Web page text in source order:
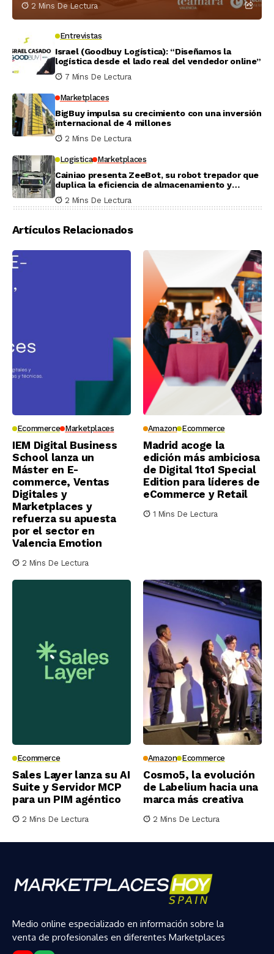
2 Mins De Lectura
Entrevistas
Israel (Goodbuy Logística): “Diseñamos la
logística desde el lado real del vendedor online”
7 Mins De Lectura
Marketplaces
BigBuy impulsa su crecimiento con una inversión
internacional de 4 millones
2 Mins De Lectura
Logistica Marketplaces
Cainiao presenta ZeeBot, su robot trepador que
duplica la eficiencia de almacenamiento y
recogida en pruebas reales
2 Mins De Lectura
Artículos Relacionados
Ecommerce Marketplaces
IEM Digital Business
School lanza un
Máster en E-
commerce, Ventas
Digitales y
Marketplaces y
refuerza su apuesta
por el sector en
Valencia Emotion
2 Mins De Lectura
Amazon Ecommerce
Madrid acoge la
edición más ambiciosa
de Digital 1to1 Special
Edition para líderes de
eCommerce y Retail
1 Mins De Lectura
Ecommerce
Sales Layer lanza su AI
Suite y Servidor MCP
para un PIM agéntico
2 Mins De Lectura
Amazon Ecommerce
Cosmo5, la evolución
de Labelium hacia una
marca más creativa
2 Mins De Lectura
Medio online especializado en información sobre la
venta de profesionales en diferentes Marketplaces